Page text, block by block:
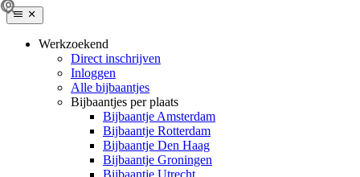
Werkzoekend
Direct inschrijven
Inloggen
Alle bijbaantjes
Bijbaantjes per plaats
Bijbaantje Amsterdam
Bijbaantje Rotterdam
Bijbaantje Den Haag
Bijbaantje Groningen
Bijbaantje Utrecht